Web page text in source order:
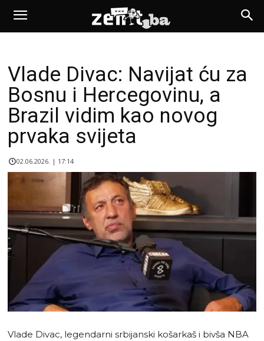
Vlade Divac: Navijat ću za
Bosnu i Hercegovinu, a
Brazil vidim kao novog
prvaka svijeta
02.06.2026. | 17:14
Vlade Divac, legendarni srbijanski košarkaš i bivša NBA